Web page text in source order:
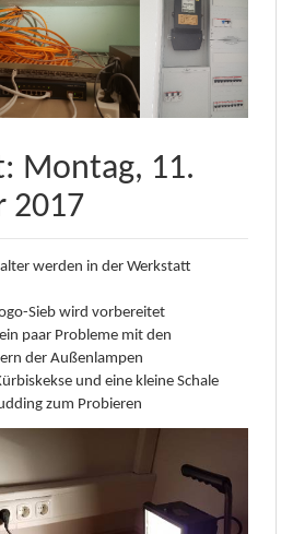
Montag, 11.
2017
werden in der Werkstatt
Sieb wird vorbereitet
paar Probleme mit den
der Außenlampen
und eine kleine Schale
zum Probieren